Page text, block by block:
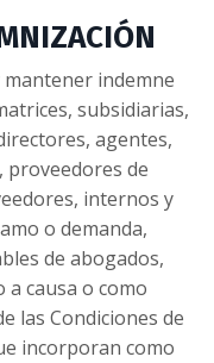
indemne
subsidiarias,
agentes,
proveedores de
internos y
o demanda,
de abogados,
causa o como
las Condiciones de
incorporan como